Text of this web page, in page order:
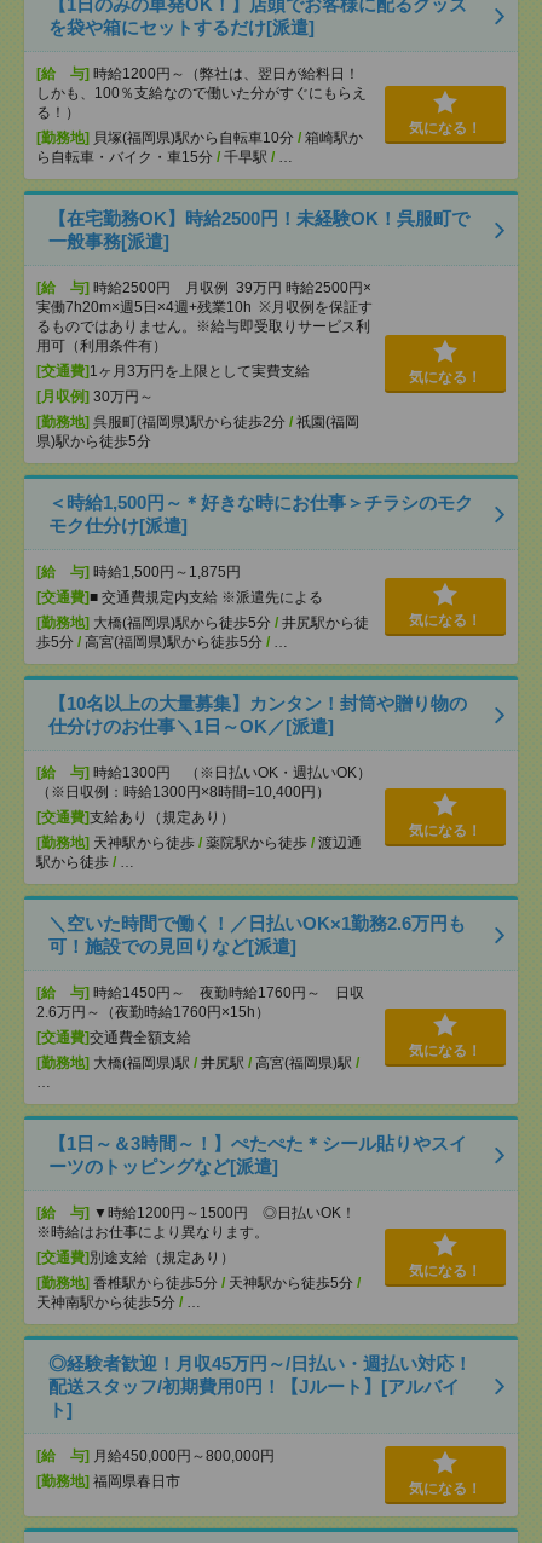
を袋や箱にセットするだけ[派遣]
[給 与] 時給1200円～（弊社は、翌日が給料日！
しかも、100％支給なので働いた分がすぐにもらえ
る！）
[勤務地] 貝塚(福岡県)駅から自転車10分 / 箱崎駅か
ら自転車・バイク・車15分 / 千早駅 / …
気になる！
【在宅勤務OK】時給2500円！未経験OK！呉服町で
一般事務[派遣]
[給 与] 時給2500円 月収例 39万円 時給2500円×
実働7h20m×週5日×4週+残業10h ※月収例を保証す
るものではありません。※給与即受取りサービス利
用可（利用条件有）
[交通費]1ヶ月3万円を上限として実費支給
[月収例] 30万円～
[勤務地] 呉服町(福岡県)駅から徒歩2分 / 祇園(福岡
県)駅から徒歩5分
気になる！
＜時給1,500円～＊好きな時にお仕事＞チラシのモク
モク仕分け[派遣]
[給 与] 時給1,500円～1,875円
[交通費]■ 交通費規定内支給 ※派遣先による
[勤務地] 大橋(福岡県)駅から徒歩5分 / 井尻駅から徒
歩5分 / 高宮(福岡県)駅から徒歩5分 / …
気になる！
【10名以上の大量募集】カンタン！封筒や贈り物の
仕分けのお仕事＼1日～OK／[派遣]
[給 与] 時給1300円 （※日払いOK・週払いOK）
（※日収例：時給1300円×8時間=10,400円）
[交通費]支給あり（規定あり）
[勤務地] 天神駅から徒歩 / 薬院駅から徒歩 / 渡辺通
駅から徒歩 / …
気になる！
＼空いた時間で働く！／日払いOK×1勤務2.6万円も
可！施設での見回りなど[派遣]
[給 与] 時給1450円～ 夜勤時給1760円～ 日収
2.6万円～（夜勤時給1760円×15h）
[交通費]交通費全額支給
[勤務地] 大橋(福岡県)駅 / 井尻駅 / 高宮(福岡県)駅 /
…
気になる！
【1日～＆3時間～！】ぺたぺた＊シール貼りやスイ
ーツのトッピングなど[派遣]
[給 与] ▼時給1200円～1500円 ◎日払いOK！
※時給はお仕事により異なります。
[交通費]別途支給（規定あり）
[勤務地] 香椎駅から徒歩5分 / 天神駅から徒歩5分 /
天神南駅から徒歩5分 / …
気になる！
◎経験者歓迎！月収45万円～/日払い・週払い対応！
配送スタッフ/初期費用0円！【Jルート】[アルバイ
ト]
[給 与] 月給450,000円～800,000円
[勤務地] 福岡県春日市 気になる！